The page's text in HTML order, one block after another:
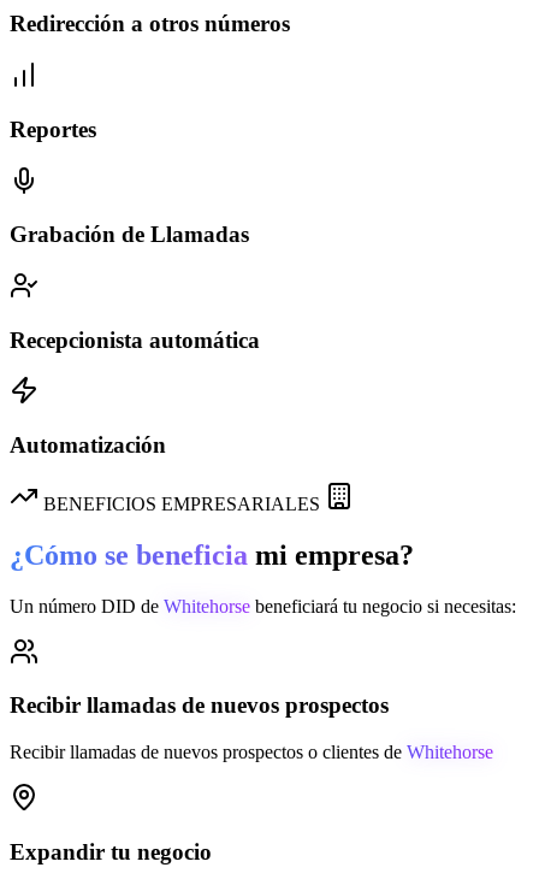
Redirección a otros números
Reportes
Grabación de Llamadas
Recepcionista automática
Automatización
BENEFICIOS EMPRESARIALES
¿Cómo se beneficia mi empresa?
Un número DID de Whitehorse beneficiará tu negocio si necesitas:
Recibir llamadas de nuevos prospectos
Recibir llamadas de nuevos prospectos o clientes de Whitehorse
Expandir tu negocio